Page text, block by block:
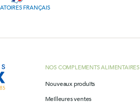
FRANÇAIS
NOS COMPLEMENTS ALIMENTAIRES
Nouveaux produits
Meilleures ventes